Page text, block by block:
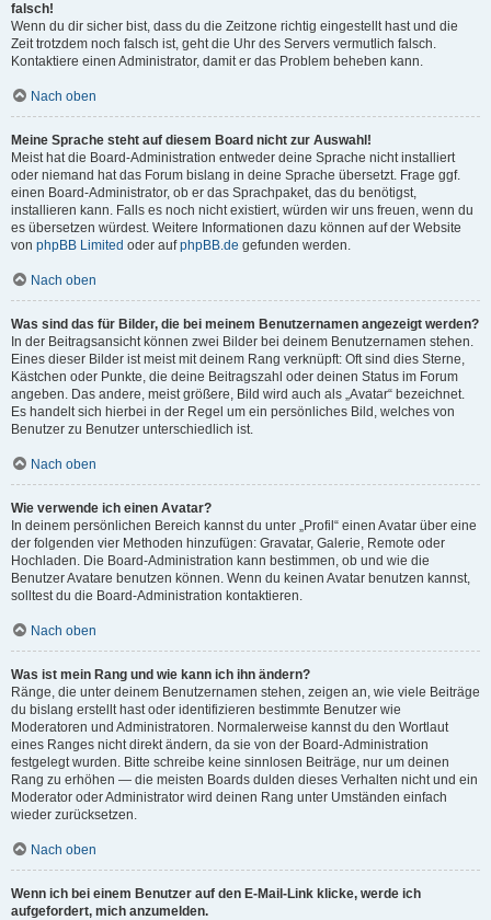
falsch!
Wenn du dir sicher bist, dass du die Zeitzone richtig eingestellt hast und die
Zeit trotzdem noch falsch ist, geht die Uhr des Servers vermutlich falsch.
Kontaktiere einen Administrator, damit er das Problem beheben kann.
Nach oben
Meine Sprache steht auf diesem Board nicht zur Auswahl!
Meist hat die Board-Administration entweder deine Sprache nicht installiert
oder niemand hat das Forum bislang in deine Sprache übersetzt. Frage ggf.
einen Board-Administrator, ob er das Sprachpaket, das du benötigst,
installieren kann. Falls es noch nicht existiert, würden wir uns freuen, wenn du
es übersetzen würdest. Weitere Informationen dazu können auf der Website
von phpBB Limited oder aufphpBB.de gefunden werden.
Nach oben
Was sind das für Bilder, die bei meinem Benutzernamen angezeigt werden?
In der Beitragsansicht können zwei Bilder bei deinem Benutzernamen stehen.
Eines dieser Bilder ist meist mit deinem Rang verknüpft: Oft sind dies Sterne,
Kästchen oder Punkte, die deine Beitragszahl oder deinen Status im Forum
angeben. Das andere, meist größere, Bild wird auch als „Avatar“ bezeichnet.
Es handelt sich hierbei in der Regel um ein persönliches Bild, welches von
Benutzer zu Benutzer unterschiedlich ist.
Nach oben
Wie verwende ich einen Avatar?
In deinem persönlichen Bereich kannst du unter „Profil“ einen Avatar über eine
der folgenden vier Methoden hinzufügen: Gravatar, Galerie, Remote oder
Hochladen. Die Board-Administration kann bestimmen, ob und wie die
Benutzer Avatare benutzen können. Wenn du keinen Avatar benutzen kannst,
solltest du die Board-Administration kontaktieren.
Nach oben
Was ist mein Rang und wie kann ich ihn ändern?
Ränge, die unter deinem Benutzernamen stehen, zeigen an, wie viele Beiträge
du bislang erstellt hast oder identifizieren bestimmte Benutzer wie
Moderatoren und Administratoren. Normalerweise kannst du den Wortlaut
eines Ranges nicht direkt ändern, da sie von der Board-Administration
festgelegt wurden. Bitte schreibe keine sinnlosen Beiträge, nur um deinen
Rang zu erhöhen — die meisten Boards dulden dieses Verhalten nicht und ein
Moderator oder Administrator wird deinen Rang unter Umständen einfach
wieder zurücksetzen.
Nach oben
Wenn ich bei einem Benutzer auf den E-Mail-Link klicke, werde ich
aufgefordert, mich anzumelden.